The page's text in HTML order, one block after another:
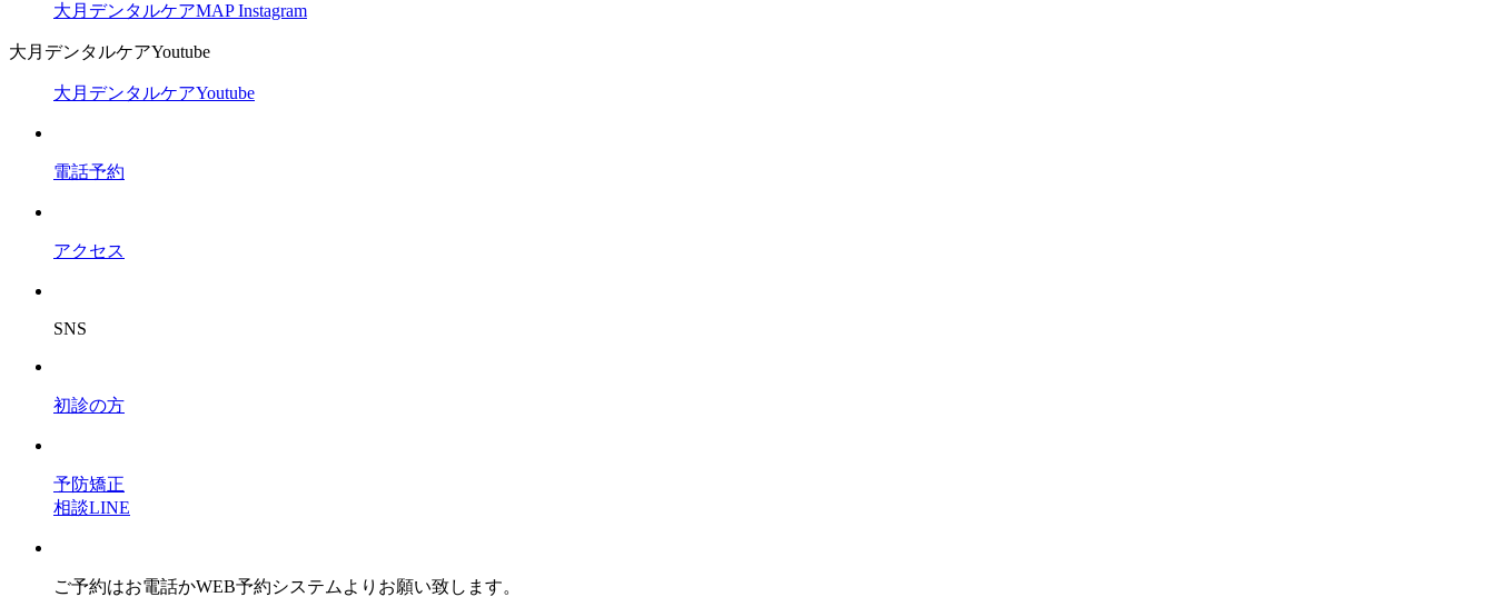
大月デンタルケアMAP Instagram
大月デンタルケアYoutube
大月デンタルケアYoutube
電話予約
アクセス
SNS
初診の方
予防矯正
相談LINE
ご予約はお電話かWEB予約システムよりお願い致します。